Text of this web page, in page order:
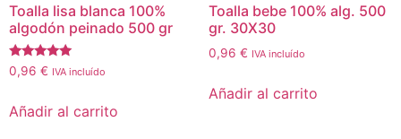
Toalla lisa blanca 100%
algodón peinado 500 gr
Valorado
con
0,96 € IVA incluído
Añadir al carrito
Toalla bebe 100% alg. 500
gr. 30X30
0,96 € IVA incluído
Añadir al carrito